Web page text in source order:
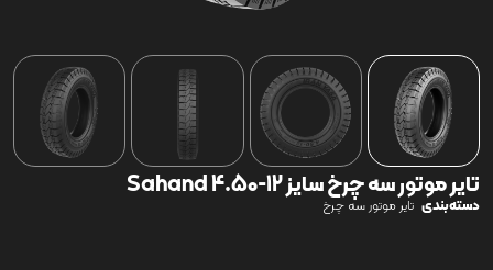
تایر موتور سه چرخ سایز 12-4.50 Sahand
دسته‌بندی تایر موتور سه چرخ